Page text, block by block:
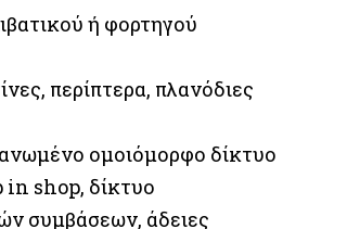
ή φορτηγού
περίπτερα, πλανόδιες
ομοιόμορφο δίκτυο
shop, δίκτυο
συμβάσεων, άδειες